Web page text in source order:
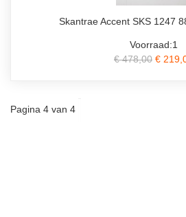
Skantrae Accent SKS 1247
Voorraad:1
€ 478,00 €
Pagina 4 van 4